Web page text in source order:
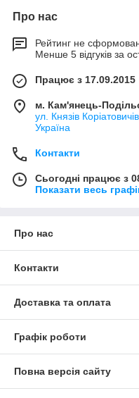
Про нас
Рейтинг не
Менше 5 відгуків за
Працює з 17.09.2015
м. Кам'янець-
ул. Князів
Україна
Контакти
Сьогодні працює з
Показати весь
Про нас
Контакти
Доставка та оплата
Графік роботи
Повна версія сайту